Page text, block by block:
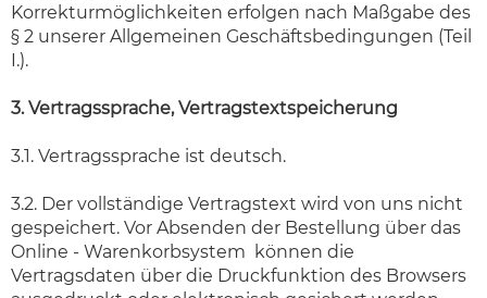
Korrekturmöglichkeiten erfolgen nach Maßgabe des
§ 2 unserer Allgemeinen Geschäftsbedingungen (Teil
I.).
3. Vertragssprache, Vertragstextspeicherung
3.1. Vertragssprache ist deutsch.
3.2. Der vollständige Vertragstext wird von uns nicht
gespeichert. Vor Absenden der Bestellung über das
Online - Warenkorbsystem können die
Vertragsdaten über die Druckfunktion des Browsers